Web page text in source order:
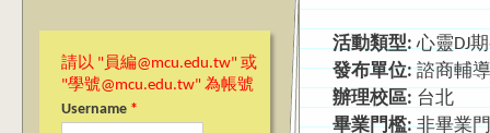
請以 "員編@mcu.edu.tw" 或
"學號@mcu.edu.tw" 為帳號
Username *
活動類型:心靈DJ
發布單位:諮商輔
辦理校區: 台北
畢業門檻:非畢業